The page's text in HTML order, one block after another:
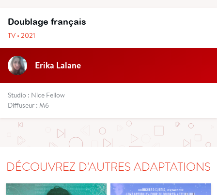
Doublage français
TV • 2021
Erika Lalane
Studio : Nice Fellow
Diffuseur : M6
DÉCOUVREZ D'AUTRES ADAPTATIONS